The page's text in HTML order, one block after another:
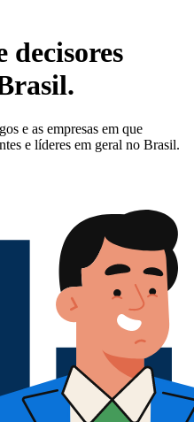
decisores
e as empresas em que
e líderes em geral no Brasil.